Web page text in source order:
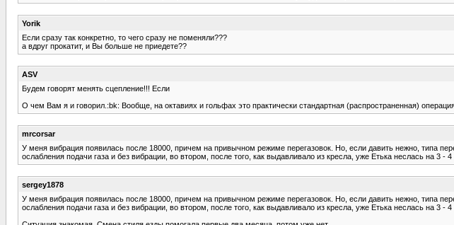
Yorik
Если сразу так конкретно, то чего сразу не поменяли???
а вдруг прокатит, и Вы больше не приедете??
ASV
Будем говорят менять сцепление!!! Если
О чем Вам я и говорил.:bk: Вообще, на октавиях и гольфах это практически стандартная (распространенная)
mrcorsar
У меня вибрация появилась после 18000, причем на привычном режиме перегазовок. Но, если давить нежно, типа
ослабления подачи газа и без вибрации, во втором, после того, как выдавливало из кресла, уже Етька неслась на 3 -
sergey1878
У меня вибрация появилась после 18000, причем на привычном режиме перегазовок. Но, если давить нежно, типа
ослабления подачи газа и без вибрации, во втором, после того, как выдавливало из кресла, уже Етька неслась на 3 -